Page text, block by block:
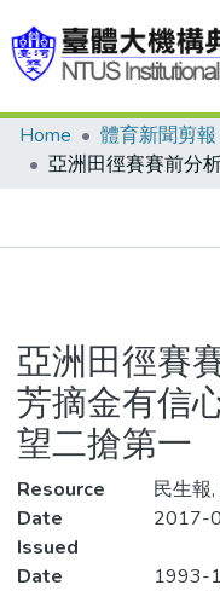
Communities &
Statistics
Home 體育新聞剪報
亞洲田徑賽
芳摘金有信
望二搶第一
Resource
民生報
Date
Issued
2017-
Date
1993-